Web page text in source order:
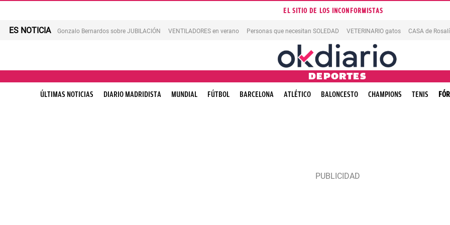
EL SITIO DE LOS INCONFORMISTAS
ES NOTICIA Gonzalo Bernardos sobre JUBILACIÓN VENTILADORES en verano Personas que necesitan SOLEDAD VETERINARIO gatos CASA de
DEPORTES
ÚLTIMAS NOTICIAS DIARIO MADRIDISTA MUNDIAL FÚTBOL BARCELONA ATLÉTICO BALONCESTO CHAMPIONS TENIS